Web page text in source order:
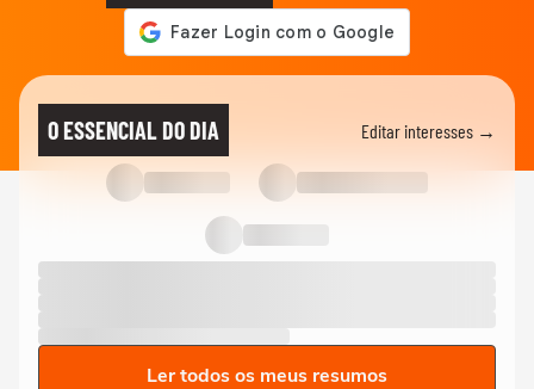
O ESSENCIAL DO DIA Editar interesses →
Ler todos os meus resumos